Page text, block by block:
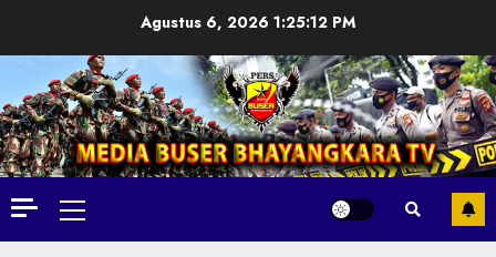
Agustus 6, 2026 1:25:14 PM
Primary
Menu